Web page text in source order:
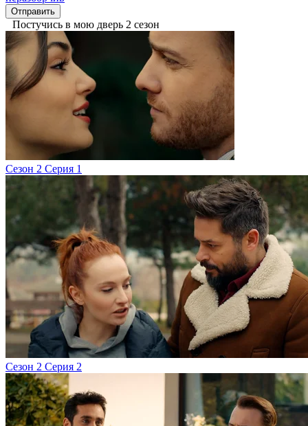
Отправить
Постучись в мою дверь 2 сезон
Сезон 2 Серия 1
Сезон 2 Серия 2